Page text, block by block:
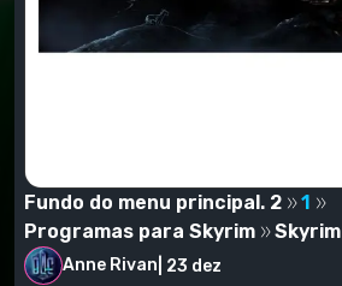
Fundo do menu principal. 2
1
Programas para Skyrim
Skyrim
Anne Rivan 23 dez